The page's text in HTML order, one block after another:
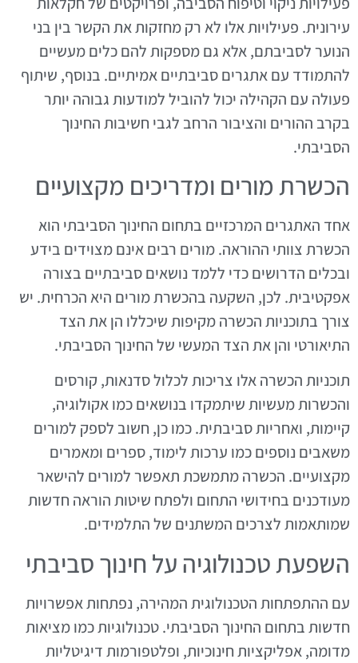
עירונית. פעילויות אלו לא רק מחזקות את הקשר בין בני
הנוער לסביבתם, אלא גם מספקות להם כלים מעשיים
להתמודד עם אתגרים סביבתיים אמיתיים. בנוסף, שיתוף
פעולה עם הקהילה יכול להוביל למודעות גבוהה יותר
בקרב ההורים והציבור הרחב לגבי חשיבות החינוך
הסביבתי.
הכשרת מורים ומדריכים מקצועיים
אחד האתגרים המרכזיים בתחום החינוך הסביבתי הוא
הכשרת צוותי ההוראה. מורים רבים אינם מצוידים בידע
ובכלים הדרושים כדי ללמד נושאים סביבתיים בצורה
אפקטיבית. לכן, השקעה בהכשרת מורים היא הכרחית. יש
צורך בתוכניות הכשרה מקיפות שיכללו הן את הצד
התיאורטי והן את הצד המעשי של החינוך הסביבתי.
תוכניות הכשרה אלו צריכות לכלול סדנאות, קורסים
והכשרות מעשיות שיתמקדו בנושאים כמו אקולוגיה,
קיימות, ואחריות סביבתית. כמו כן, חשוב לספק למורים
משאבים נוספים כמו ערכות לימוד, ספרים ומאמרים
מקצועיים. הכשרה מתמשכת תאפשר למורים להישאר
מעודכנים בחידושי התחום ולפתח שיטות הוראה חדשות
שמותאמות לצרכים המשתנים של התלמידים.
השפעת טכנולוגיה על חינוך סביבתי
עם ההתפתחות הטכנולוגית המהירה, נפתחות אפשרויות
חדשות בתחום החינוך הסביבתי. טכנולוגיות כמו מציאות
מדומה, אפליקציות חינוכיות, ופלטפורמות דיגיטליות